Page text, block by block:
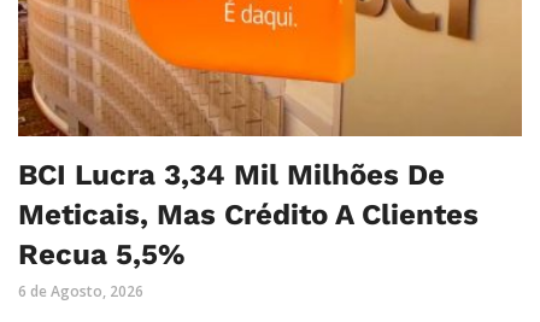
BCI Lucra 3,34 Mil Milhões De
Meticais, Mas Crédito A Clientes
Recua 5,5%
6 de Agosto, 2026